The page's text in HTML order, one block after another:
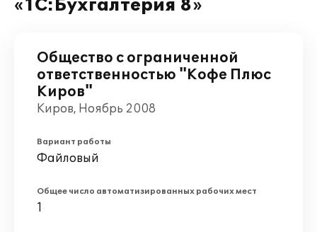
«1С:Бухгалтерия 8»
Общество с ограниченной
ответственностью "Кофе Плюс
Киров"
Киров, Ноябрь 2008
Вариант работы
Файловый
Общее число автоматизированных рабочих мест
1